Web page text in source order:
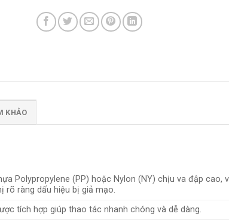
KHẢO
Polypropylene (PP) hoặc Nylon (NY) chịu va đập cao,
rõ ràng dấu hiệu bị giả mạo.
tích hợp giúp thao tác nhanh chóng và dễ dàng.